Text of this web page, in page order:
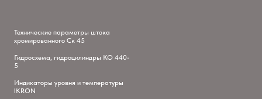
Технические параметры штока
хромированного Ск 45
Гидросхема, гидроцилиндры КО 440-
5
Индикаторы уровня и температуры
IKRON